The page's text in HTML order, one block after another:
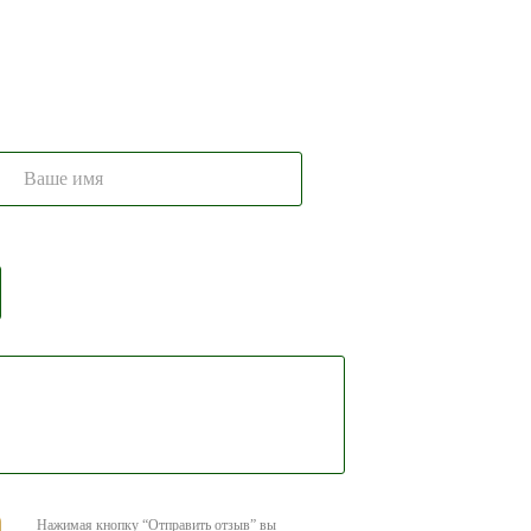
Нажимая кнопку “Отправить отзыв” вы